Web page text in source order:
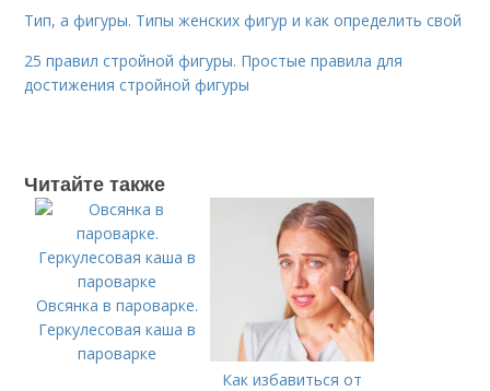
Тип, а фигуры. Типы женских фигур и как определить свой
25 правил стройной фигуры. Простые правила для
достижения стройной фигуры
Читайте также
Овсянка в пароварке.
Геркулесовая каша в
пароварке
Как избавиться от